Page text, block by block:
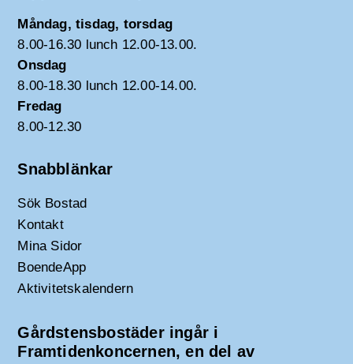
Måndag, tisdag, torsdag
8.00-16.30 lunch 12.00-13.00.
Onsdag
8.00-18.30 lunch 12.00-14.00.
Fredag
8.00-12.30
Snabblänkar
Sök Bostad
Kontakt
Mina Sidor
BoendeApp
Aktivitetskalendern
Gårdstensbostäder ingår i
Framtidenkoncernen, en del av